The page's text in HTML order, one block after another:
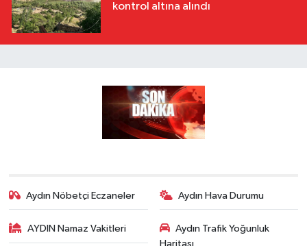
kontrol altına alındı
Aydın Nöbetçi Eczaneler Aydın Hava Durumu
AYDIN Namaz Vakitleri
Aydın Trafik Yoğunluk
Haritası